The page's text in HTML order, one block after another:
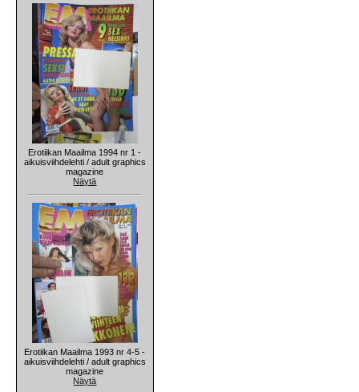
Erotiikan Maailma 1994 nr 1 -
aikuisviihdelehti / adult graphics
magazine
Näytä
Erotiikan Maailma 1993 nr 4-5 -
aikuisviihdelehti / adult graphics
magazine
Näytä